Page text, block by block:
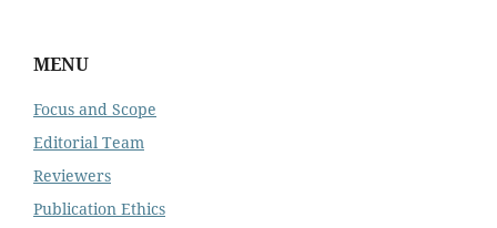
MENU
Focus and Scope
Editorial Team
Reviewers
Publication Ethics